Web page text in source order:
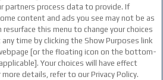
partners process data to provide. If
content and ads you see may not be as
resurface this menu to change your choices
time by clicking the Show Purposes link
[or the floating icon on the bottom-
Your choices will have effect
details, refer to our Privacy Policy.